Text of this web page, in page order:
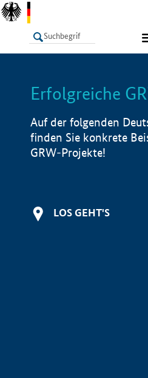
LISTE
Erfolgreiche
Auf der folgenden
finden Sie konkrete
GRW-Projekte!
LOS GEHT'S